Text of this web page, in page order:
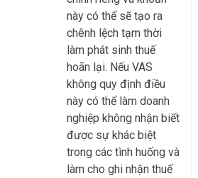
này có thể sẽ tạo ra
chênh lệch tạm thời
làm phát sinh thuế
hoãn lại. Nếu VAS
không quy định điều
này có thể làm doanh
nghiệp không nhận biết
được sự khác biệt
trong các tình huống và
làm cho ghi nhận thuế